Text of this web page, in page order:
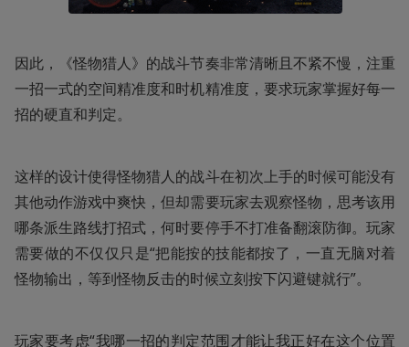
因此，《怪物猎人》的战斗节奏非常清晰且不紧不慢，注重
一招一式的空间精准度和时机精准度，要求玩家掌握好每一
招的硬直和判定。
这样的设计使得怪物猎人的战斗在初次上手的时候可能没有
其他动作游戏中爽快，但却需要玩家去观察怪物，思考该用
哪条派生路线打招式，何时要停手不打准备翻滚防御。玩家
需要做的不仅仅只是“把能按的技能都按了，一直无脑对着
怪物输出，等到怪物反击的时候立刻按下闪避键就行”。
玩家要考虑“我哪一招的判定范围才能让我正好在这个位置